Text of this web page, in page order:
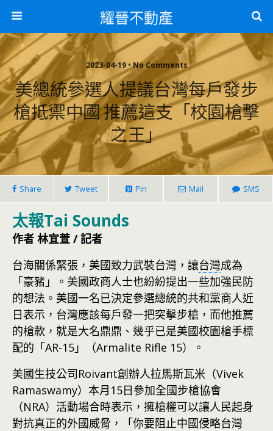
耀晉不動產
2023-04-19 • No Comments
美總統參選人提議台灣每戶發步
槍抵禦中國 推薦這支「校園槍擊
之王」
Share Tweet Pin Mail SMS
太報Tai Sounds
作者 林宜萱 / 記者
台海關係緊張，美國致力武裝台灣，讓台灣成為
「豪豬」。美國政商人士也紛紛提出一些加強民防
的想法。美國一名已決定參選總統的共和黨商人近
日表示，台灣應該每戶發一把突擊步槍，而他推薦
的槍款，就是大名鼎鼎、幾乎已是美國校園槍手標
配的「AR-15」（Armalite Rifle 15）。
美國生技公司Roivant創辦人拉馬斯瓦米（Vivek
Ramaswamy）本月15日參加全國步槍協會
（NRA）活動場合時表示，擁槍權可以讓人民起身
對抗真正的外國威脅，「你要阻止中國侵略台灣